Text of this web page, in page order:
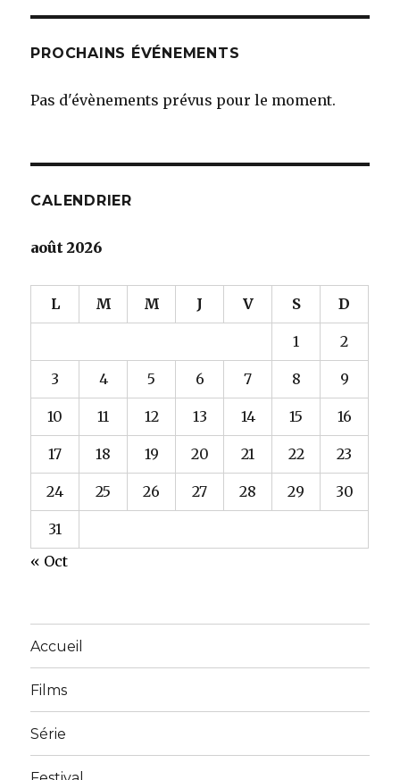
PROCHAINS ÉVÉNEMENTS
Pas d'évènements prévus pour le moment.
CALENDRIER
août 2026
L M M J V S D
1 2
3 4 5 6 7 8 9
10 11 12 13 14 15 16
17 18 19 20 21 22 23
24 25 26 27 28 29 30
31
« Oct
Accueil
Films
Série